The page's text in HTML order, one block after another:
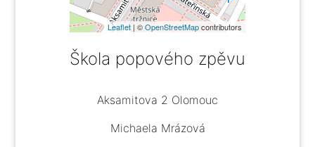
Leaflet | ©OpenStreetMapcontributors
Škola popového zpěvu
Aksamitova 2 Olomouc
Michaela Mrázová